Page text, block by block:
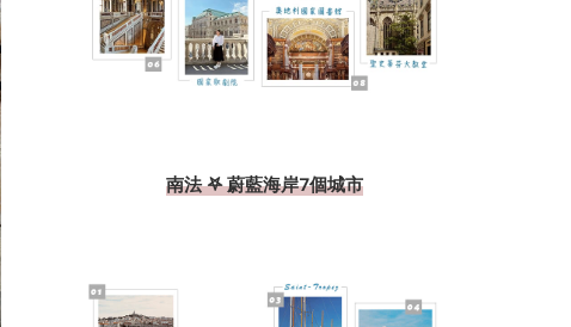
南法 𖤐 蔚藍海岸7個城市